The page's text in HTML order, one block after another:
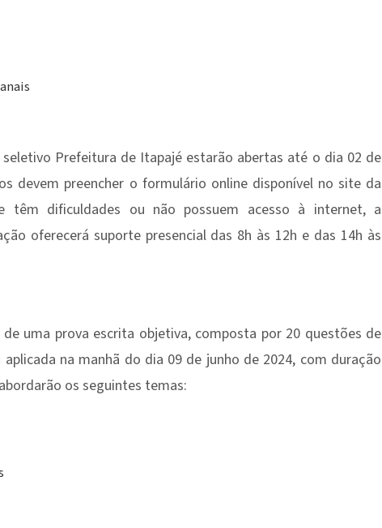
Prefeitura de Itapajé estarão abertas até o dia 02 de
devem preencher o formulário online disponível no site da
têm dificuldades ou não possuem acesso à internet, a
oferecerá suporte presencial das 8h às 12h e das 14h às
uma prova escrita objetiva, composta por 20 questões de
na manhã do dia 09 de junho de 2024, com duração
os seguintes temas: